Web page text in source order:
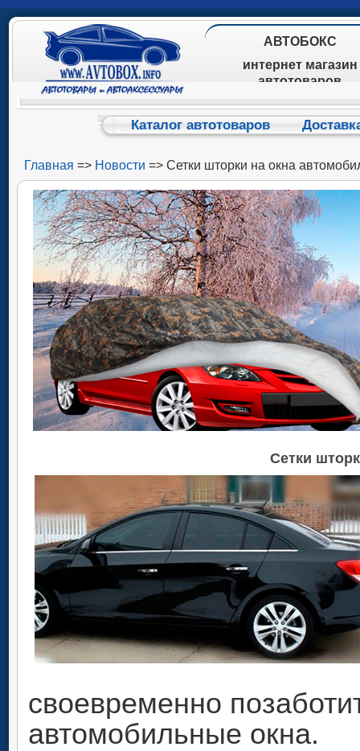
АВТОБОКС
интернет магазин
автотоваров
Каталог автотоваров
Главная => Новости => Сетки шторки на окна
Сетки
своевременно
автомобильные окна.